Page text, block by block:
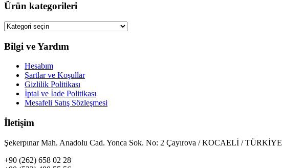
Ürün kategorileri
Bilgi ve Yardım
Hesabım
Şartlar ve Koşullar
Gizlilik Politikası
İptal ve İade Politikası
Mesafeli Satış Sözleşmesi
İletişim
Şekerpınar Mah. Anadolu Cad. Yonca Sok. No: 2 Çayırova / KOCAELİ / TÜRKİYE
+90 (262) 658 02 28